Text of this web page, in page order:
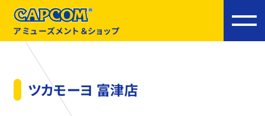
アミューズメント＆ショップ
ツカモーヨ 富津店